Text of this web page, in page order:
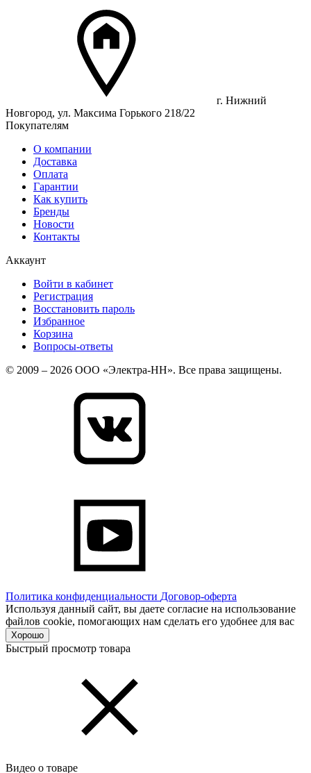
г. Нижний
Новгород, ул. Максима Горького 218/22
Покупателям
О компании
Доставка
Оплата
Гарантии
Как купить
Бренды
Новости
Контакты
Аккаунт
Войти в кабинет
Регистрация
Восстановить пароль
Избранное
Корзина
Вопросы-ответы
© 2009 – 2026 ООО «Электра-НН». Все права защищены.
Политика конфиденциальности Договор-оферта
Используя данный сайт, вы даете согласие на использование
файлов cookie, помогающих нам сделать его удобнее для вас
Хорошо
Быстрый просмотр товара
Видео о товаре